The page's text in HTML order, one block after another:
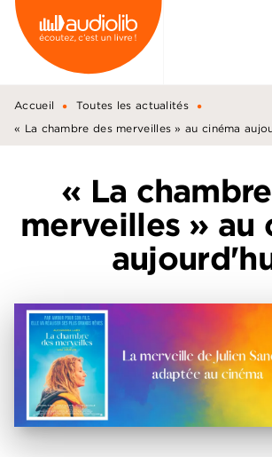
MENU RECHERCHE
PIED DE PAGE
Accueil • Toutes les actualités •
« La chambre des merveilles » au cinéma
« La
merveilles » au